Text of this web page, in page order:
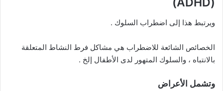
ويرتبط هذا إلى اضطراب السلوك .
الخصائص الشائعة للاضطراب هي مشاكل فرط النشاط المتعلقة
بالانتباه ، والسلوك المتهور لدى الأطفال إلخ .
وتشمل الأعراض